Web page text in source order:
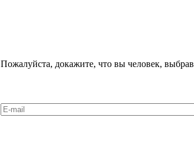
Пожалуйста, докажите, что вы человек, выбрав